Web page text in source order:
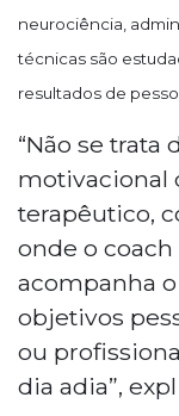
neurociência,
técnicas são
resultados de
“Não se
motivacional
terapêutico,
onde o
acompanha
objetivos
ou
dia adia”,